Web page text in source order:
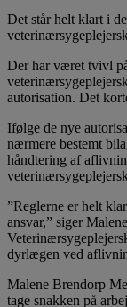
Det står helt klart i
Der har været tvivl
autorisation. Det
Ifølge de nye
nærmere bestemt
håndtering af
”Reglerne er helt
ansvar,” siger
dyrlægen ved
Malene Brendorp
tage snakken på